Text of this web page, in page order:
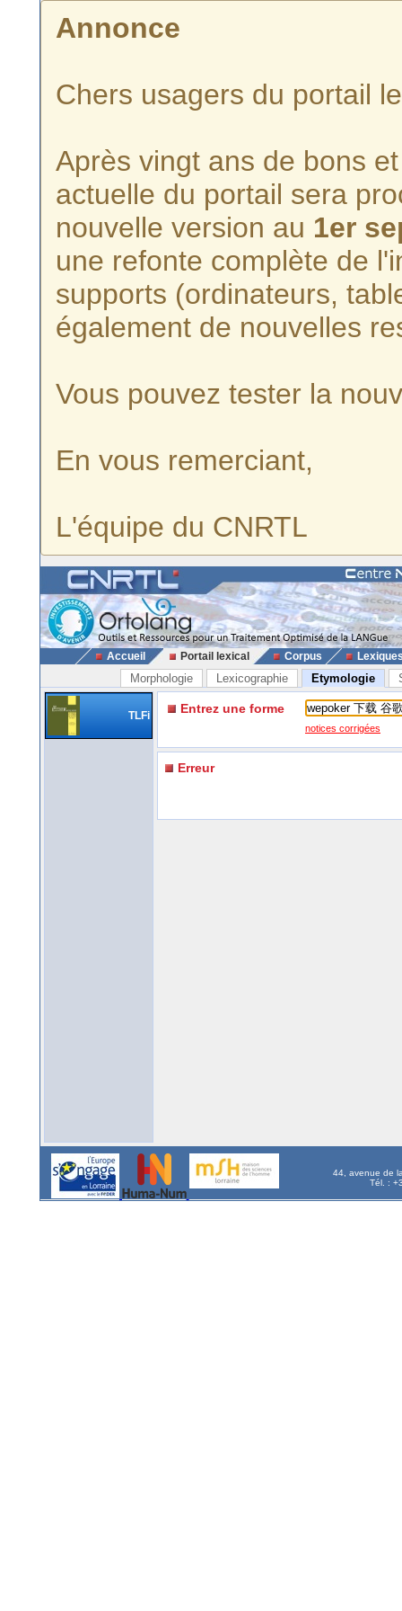
Annonce
Chers usagers du portail
Après vingt ans de bons
actuelle du portail sera
nouvelle version au 1er
une refonte complète de
supports (ordinateurs,
également de nouvelles
Vous pouvez tester la
En vous remerciant,
L'équipe du CNRTL
Accueil Portail lexical Corpus
Morphologie Lexicographie Etymologie
TLFi Entrez une forme
notices corrigées
Erreur
44, avenue de
Tél. :